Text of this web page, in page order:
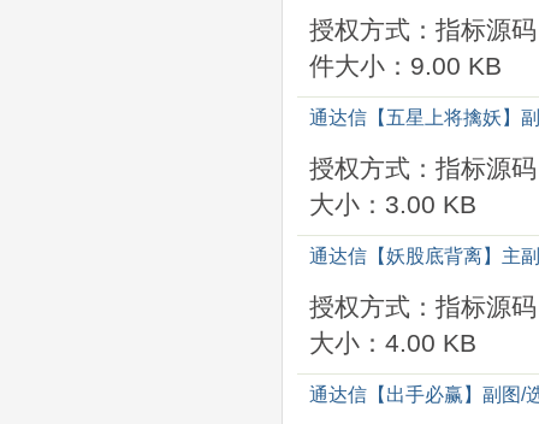
授权方式：指标源码
件大小：9.00 KB
通达信【五星上将擒妖】
授权方式：指标源码
大小：3.00 KB
通达信【妖股底背离】主
授权方式：指标源码
大小：4.00 KB
通达信【出手必赢】副图/